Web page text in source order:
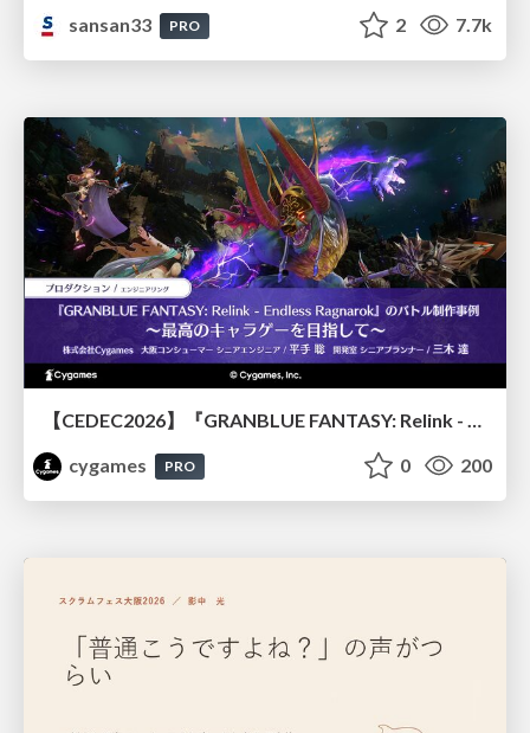
sansan33
PRO 2 7.7k
【CEDEC2026】『GRANBLUE FANTASY: Relink - Endless Ragnarok』のバトル制作事例 ～最高のキャラゲーを目指して～
cygames
PRO 0 200